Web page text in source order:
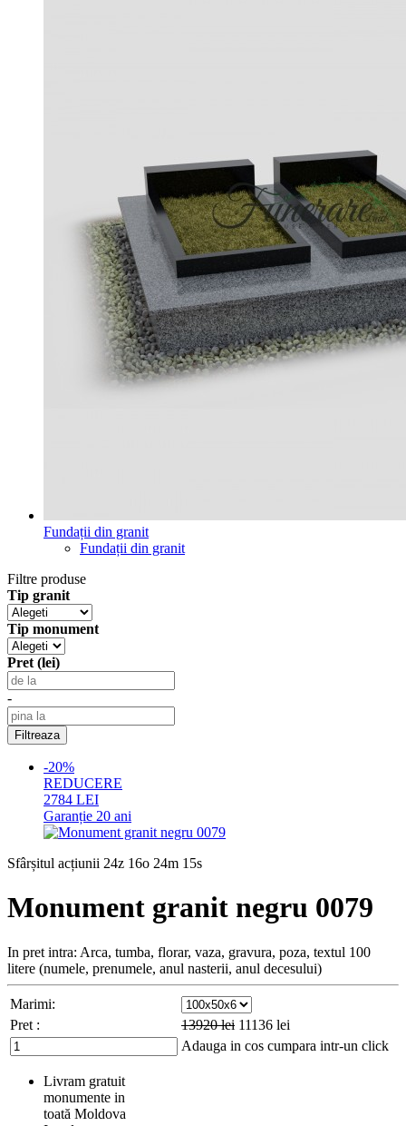
Fundații din granit
Fundații din granit
Filtre produse
Tip granit
Tip monument
Pret (lei)
-
-20%
REDUCERE
2784 LEI
Garanție 20 ani
Sfârșitul acțiunii 24z 16o 24m 14s
Monument granit negru 0079
In pret intra: Arca, tumba, florar, vaza, gravura, poza, textul 100
litere (numele, prenumele, anul nasterii, anul decesului)
Marimi:
Pret :
13920lei 11136 lei
Adauga in cos cumpara intr-un click
Livram gratuit
monumente in
toată Moldova